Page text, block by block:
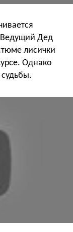
Ведущий Дед
лисички
Однако